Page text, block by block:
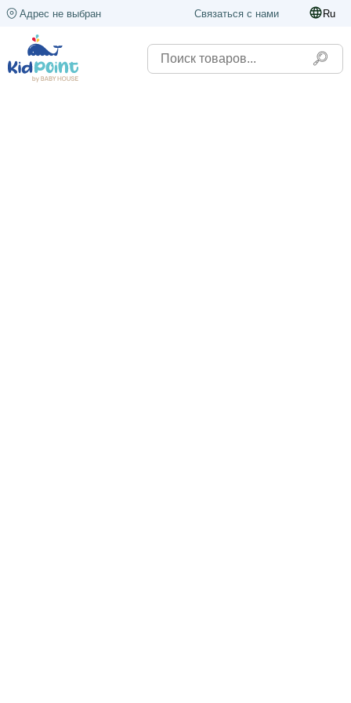
Адрес не выбран Связаться с нами Ru